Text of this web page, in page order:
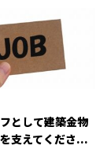
として建築金物
支えてくださ...